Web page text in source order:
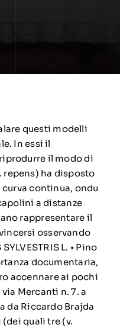
questi modelli
In essi il
il modo di
repens) ha disposto
continua, ondu
a distanze
rappresentare il
osservando
L. • Pino
documentaria,
accennare ai pochi
Mercanti n. 7. a
da Riccardo Brajda
quali tre (v.